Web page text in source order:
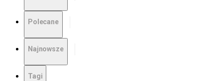
Polecane
Najnowsze
Tagi